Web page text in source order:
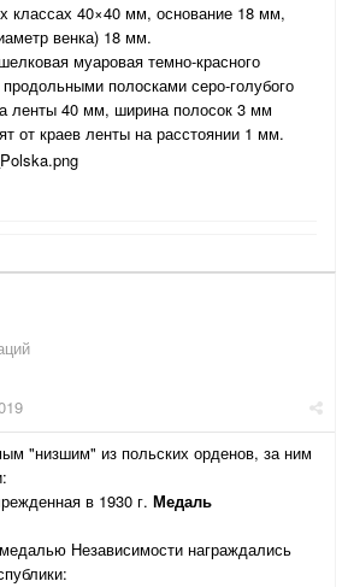
классах 40×40 мм, основание 18 мм,
венка) 18 мм.
муаровая темно-красного
полосками серо-голубого
ленты 40 мм, ширина полосок 3 мм
от краев ленты на расстоянии 1 мм.
"низшим" из польских орденов, за ним
в 1930 г. Медаль
Независимости награждались